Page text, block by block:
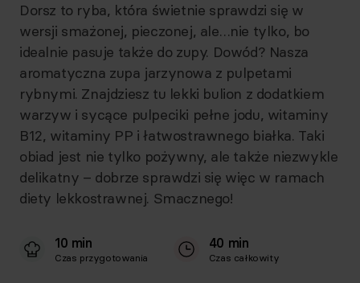
Dorsz to ryba, która świetnie sprawdzi się w
wersji smażonej, pieczonej, ale…nie tylko, bo
idealnie pasuje także do zupy. Dowód? Nasza
aromatyczna zupa jarzynowa z pulpetami
rybnymi. Znajdziesz tu lekki bulion z dodatkiem
warzyw i sycące pulpeciki pełne jodu, witaminy
B12, witaminy PP i łatwostrawnego białka. Taki
obiad jest nie tylko pożywny, ale także niezwykle
delikatny – dobrze sprawdzi się więc w ramach
diety lekkostrawnej. Smacznego!
10 min
Czas przygotowania
40 min
Czas całkowity